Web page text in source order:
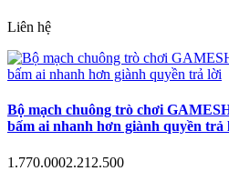
Liên hệ
Bộ mạch chuông trò chơi
bấm ai nhanh hơn giành quyền trả
1.770.0002.212.500